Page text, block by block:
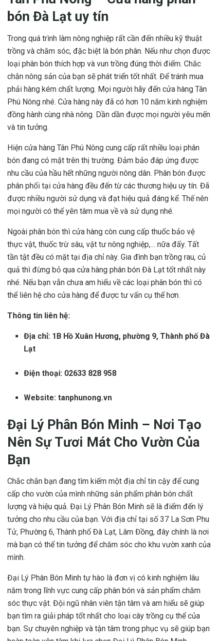
bón Đà Lạt uy tín
Trong quá trình làm nông nghiệp rất cần đến nhiều kỹ thuật
trồng và chăm sóc, đặc biệt là bón phân. Nếu như chọn được
loại phân bón thích hợp và vun trồng đúng thời điểm. Chắc
chắn nông sản của bạn sẽ phát triển tốt nhất. Để tránh mua
phải hàng kém chất lượng. Mọi người hãy đến cửa hàng Tân
Phú Nông nhé. Cửa hàng này đã có hơn 10 năm kinh nghiệm
đồng hành cùng nhà nông. Dần dần được mọi người yêu mến
và tin tưởng.
Hiện cửa hàng Tân Phú Nông cung cấp rất nhiều loại phân
bón đang có mặt trên thị trường. Đảm bảo đáp ứng được
nhu cầu của hầu hết những người nông dân. Phân bón được
phân phối tại cửa hàng đều đến từ các thương hiệu uy tín. Đã
được nhiều người sử dụng và đạt hiệu quả đáng kể. Thế nên
mọi người có thể yên tâm mua về và sử dụng nhé.
Ngoài phân bón thì cửa hàng còn cung cấp thuốc bảo vệ
thực vật, thuốc trừ sâu, vật tư nông nghiệp,… nữa đấy. Tất
tần tật đều có mặt tại địa chỉ này. Gia đình bạn trồng rau, củ
quả thì đừng bỏ qua cửa hàng phân bón Đà Lạt tốt nhất này
nhé. Nếu bạn vẫn chưa am hiểu về các loại phân bón thì có
thể liên hệ cho cửa hàng để được tư vấn cụ thể hơn.
Thông tin liên hệ:
Địa chỉ: 1B Hồ Xuân Hương, phường 9, Thành phố Đà
Lạt
Điện thoại: 02633 828 958
Website: tanphunong.vn
Đại Lý Phân Bón Minh – Nơi Tạo
Nên Sự Tươi Mát Cho Vườn Của
Bạn
Chắc chắn bạn đang tìm kiếm một địa chỉ tin cậy để cung
cấp cho vườn của mình những sản phẩm phân bón chất
lượng và hiệu quả. Đại Lý Phân Bón Minh sẽ là điểm đến lý
tưởng cho nhu cầu của bạn. Với địa chỉ tại số 37 La Sơn Phu
Tử, Phường 6, Thành phố Đà Lạt, Lâm Đồng, đây chính là nơi
mà bạn có thể tin tưởng để chăm sóc cho khu vườn xanh của
mình.
Đại Lý Phân Bón Minh tự hào là đơn vị có kinh nghiệm lâu
năm trong lĩnh vực cung cấp phân bón và sản phẩm chăm
sóc thực vật. Đội ngũ nhân viên tận tâm và am hiểu sẽ giúp
bạn tìm ra giải pháp tốt nhất cho loại cây trồng cụ thể của
bạn. Sự chuyên nghiệp và tận tâm trong phục vụ sẽ giúp bạn